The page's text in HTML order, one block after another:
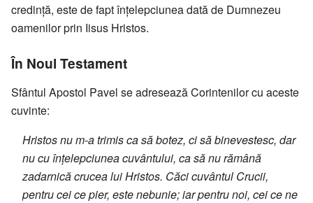
credință, este de fapt înțelepciunea dată de Dumnezeu
oamenilor prin Iisus Hristos.
În Noul Testament
Sfântul Apostol Pavel se adresează Corintenilor cu aceste
cuvinte:
Hristos nu m-a trimis ca să botez, ci să binevestesc, dar
nu cu înțelepciunea cuvântului, ca să nu rămână
zadarnică crucea lui Hristos. Căci cuvântul Crucii,
pentru cei ce pier, este nebunie; iar pentru noi, cei ce ne